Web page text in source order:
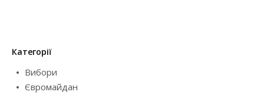
Категорії
Вибори
Євромайдан